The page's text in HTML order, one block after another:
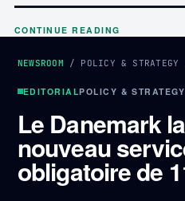
CONTINUE READING
NEWSROOM / POLICY & STRATEGY
EDITORIALPOLICY &
Le Danemark
nouveau
obligatoire de